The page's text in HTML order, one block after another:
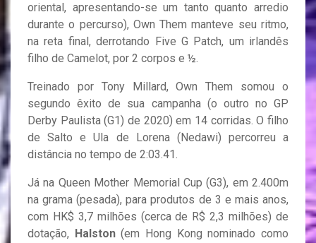
oriental, apresentando-se um tanto quanto arredio
durante o percurso), Own Them manteve seu ritmo,
na reta final, derrotando Five G Patch, um irlandês
filho de Camelot, por 2 corpos e ½.
Treinado por Tony Millard, Own Them somou o
segundo êxito de sua campanha (o outro no GP
Derby Paulista (G1) de 2020) em 14 corridas. O filho
de Salto e Ula de Lorena (Nedawi) percorreu a
distância no tempo de 2:03.41.
Já na Queen Mother Memorial Cup (G3), em 2.400m
na grama (pesada), para produtos de 3 e mais anos,
com HK$ 3,7 milhões (cerca de R$ 2,3 milhões) de
dotação, Halston(em Hong Kong nominado como